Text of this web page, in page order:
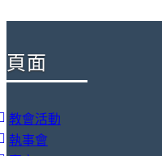
頁面
教會活動
執事會